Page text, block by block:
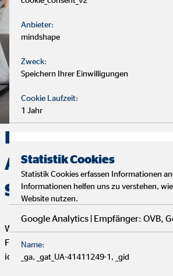
Deine Finanzen,
Analyse, Beratung
Service
Wir starten mit einem entspannten
Finanzen und Ziele kennenzulernen.
ich dir maßgeschneiderte Finanzlösungen.
Anbieter:
mindshape
Zweck:
Speichern Ihrer Einwilligungen
Cookie Laufzeit:
1 Jahr
Statistik Cookies
Statistik Cookies erfassen Informationen
Informationen helfen uns zu verstehen,
Website nutzen.
Google Analytics | Empfänger: OVB,
Name:
_ga, _gat_UA-41411249-1, _gid